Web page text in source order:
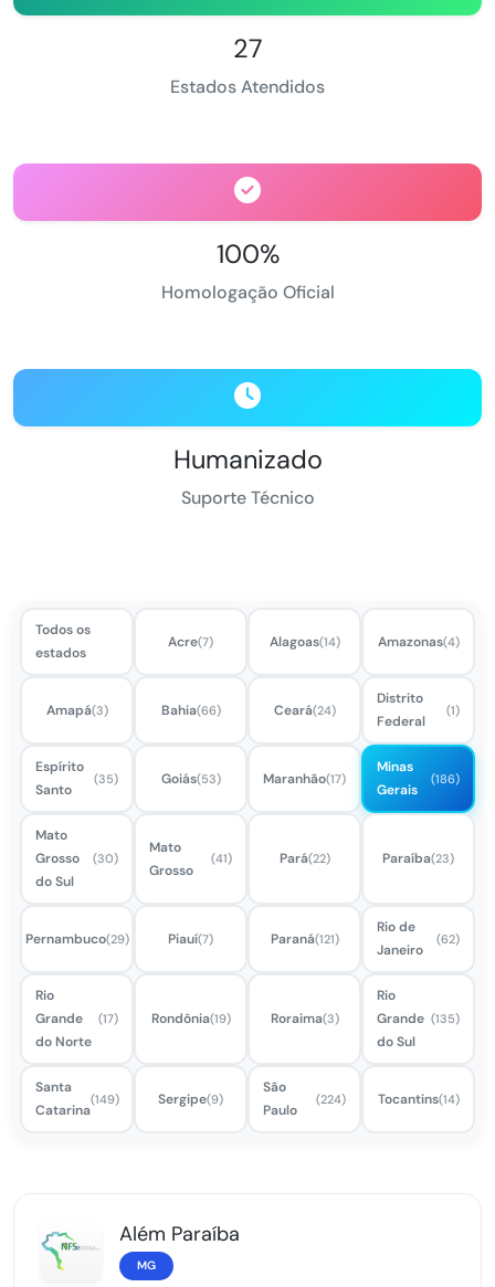
27
Estados Atendidos
100%
Homologação Oficial
Humanizado
Suporte Técnico
Todos os
estados
Acre(7) Alagoas(14) Amazonas(4)
Amapá(3) Bahia(66) Ceará(24)
Distrito
Federal
(1)
Espírito
Santo
(35) Goiás(53) Maranhão(17)
Minas
Gerais
(186)
Mato
Grosso
do Sul
(30)
Mato
Grosso
(41) Pará(22) Paraíba(23)
Pernambuco(29) Piauí(7) Paraná(121)
Rio de
Janeiro
(62)
Rio
Grande
do Norte
(17) Rondônia(19) Roraima(3)
Rio
Grande
do Sul
(135)
Santa
Catarina
(149) Sergipe(9)
São
Paulo
(224) Tocantins(14)
Além Paraíba
MG